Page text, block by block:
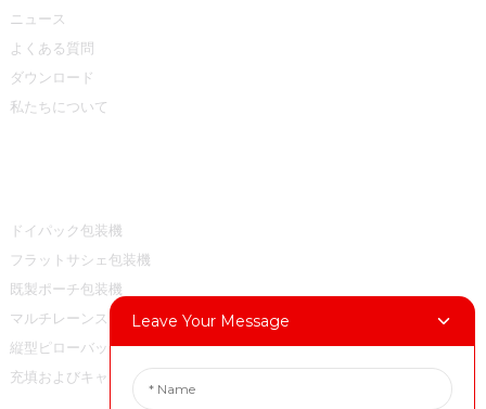
ニュース
よくある質問
ダウンロード
私たちについて
ドイパック包装機
フラットサシェ包装機
既製ポーチ包装機
マルチレーンスティックバッグパッキングマシン
縦型ピローバッグ包装機
充填およびキャッピングマシン
Leave Your Message